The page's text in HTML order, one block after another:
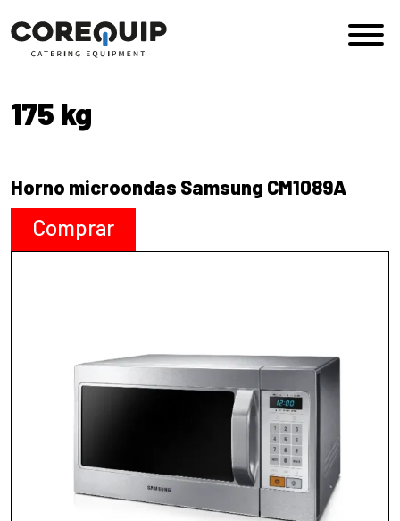
Navegación principal
175 kg
Horno microondas Samsung CM1089A
Comprar